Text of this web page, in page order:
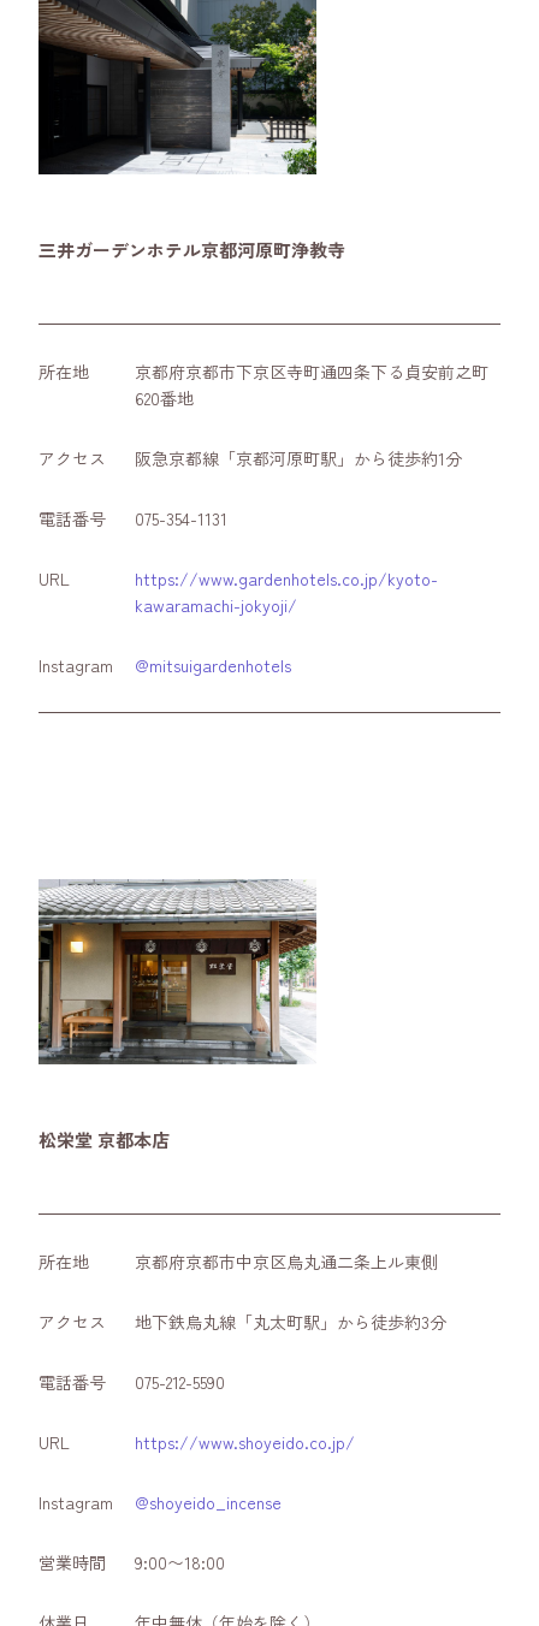
三井ガーデンホテル京都河原町浄教寺
所在地
京都府京都市下京区寺町通四条下る貞安前之町
620番地
アクセス 阪急京都線「京都河原町駅」から徒歩約1分
電話番号 075-354-1131
URL
https://www.gardenhotels.co.jp/kyoto-
kawaramachi-jokyoji/
Instagram @mitsuigardenhotels
松栄堂 京都本店
所在地 京都府京都市中京区烏丸通二条上ル東側
アクセス 地下鉄烏丸線「丸太町駅」から徒歩約3分
電話番号 075-212-5590
URL https://www.shoyeido.co.jp/
Instagram @shoyeido_incense
営業時間 9:00〜18:00